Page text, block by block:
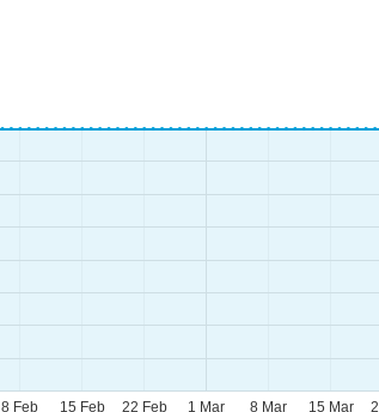
1 Mar
8 Feb 15 Feb 22 Feb 8 Mar 15 Mar